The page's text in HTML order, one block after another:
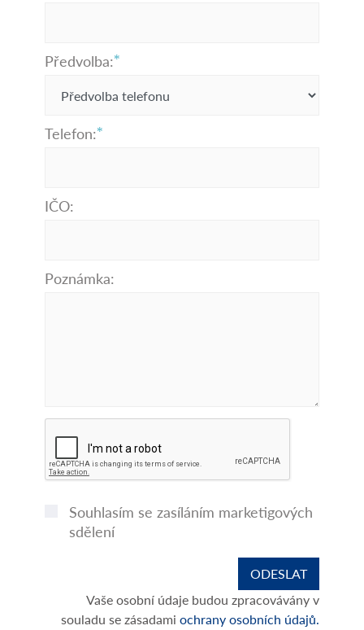
Předvolba:
Telefon:
IČO:
Poznámka:
Souhlasím se zasíláním marketigových
sdělení
Vaše osobní údaje budou zpracovávány v
souladu se zásadami ochrany osobních údajů.